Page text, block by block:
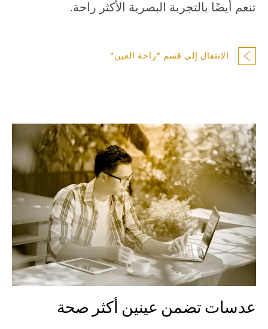
تنعم أيضًا بالتجربة البصرية الأكثر راحة.
الانتقال إلى قسم "راحة العين"
عدسات تضمن عينين أكثر صحة